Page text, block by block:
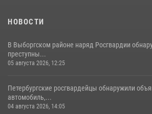
НОВОСТИ
В Выборгском районе наряд Росгвардии
преступны...
05 августа 2026, 12:25
Петербургские росгвардейцы обнаружили
автомобиль,...
04 августа 2026, 14:05